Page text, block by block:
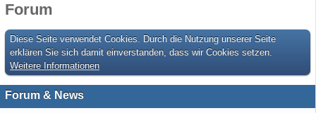
Forum
Diese Seite verwendet Cookies. Durch die Nutzung unserer Seite
erklären Sie sich damit einverstanden, dass wir Cookies setzen.
Weitere Informationen
Forum & News